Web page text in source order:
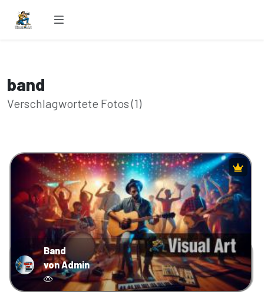
band
Verschlagwortete Fotos (1)
Band
von Admin